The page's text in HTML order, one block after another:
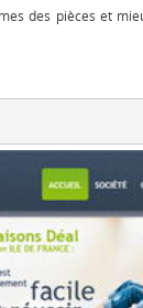
des pièces et